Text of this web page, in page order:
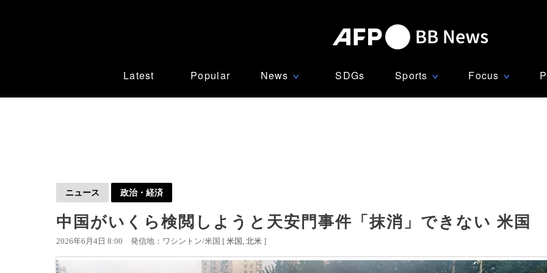
Latest Popular News ∨ SDGs Sports ∨ Focus ∨
ニュース 政治・経済
中国がいくら検閲しようと天安門事件「抹消」できない 米国
2026年6月4日 8:00 発信地：ワシントン/米国 [ 米国 北米 ]